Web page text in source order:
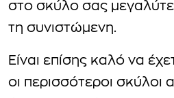
στο σκύλο σας
τη συνιστώμενη.
Είναι επίσης καλό να
οι περισσότεροι σκύλοι